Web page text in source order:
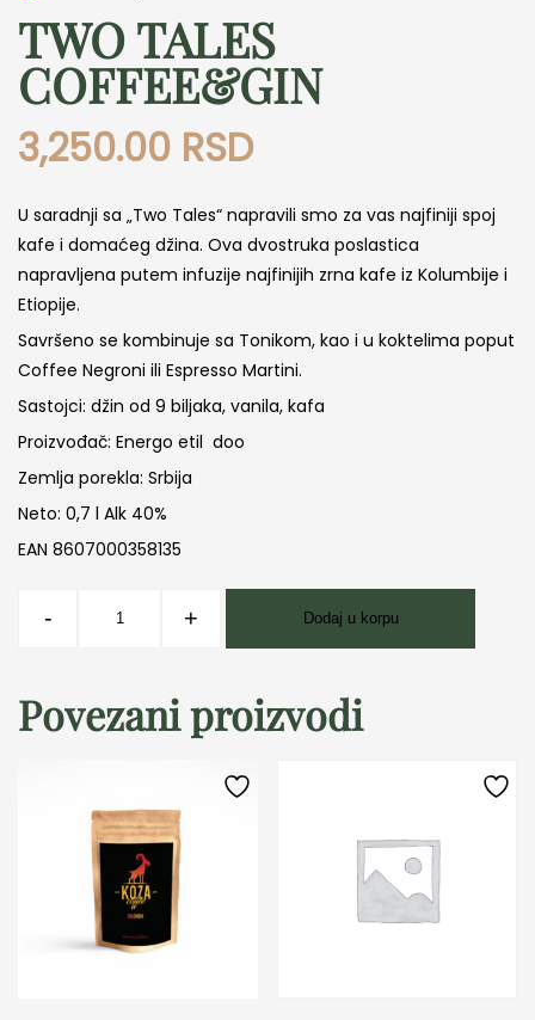
TWO TALES
COFFEE&GIN
3,250.00 RSD
U saradnji sa „Two Tales“ napravili smo za vas najfiniji spoj
kafe i domaćeg džina. Ova dvostruka poslastica
napravljena putem infuzije najfinijih zrna kafe iz Kolumbije i
Etiopije.
Savršeno se kombinuje sa Tonikom, kao i u koktelima poput
Coffee Negroni ili Espresso Martini.
Sastojci: džin od 9 biljaka, vanila, kafa
Proizvođač: Energo etil doo
Zemlja porekla: Srbija
Neto: 0,7 l Alk 40%
EAN 8607000358135
- + Dodaj u korpu
Povezani proizvodi